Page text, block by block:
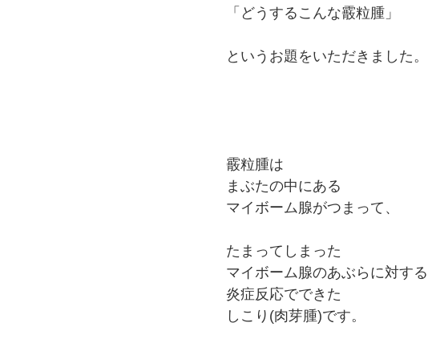
「どうするこんな霰粒腫」
というお題をいただきました。
霰粒腫は
まぶたの中にある
マイボーム腺がつまって、
たまってしまった
マイボーム腺のあぶらに対する
炎症反応でできた
しこり(肉芽腫)です。